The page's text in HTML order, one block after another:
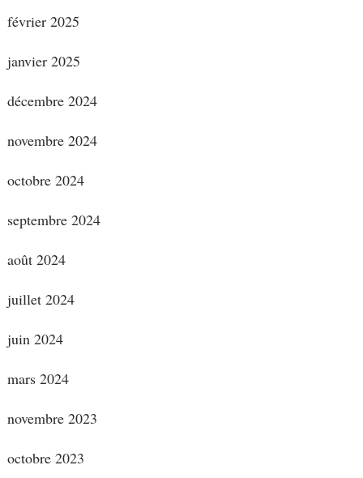
février 2025
janvier 2025
décembre 2024
novembre 2024
octobre 2024
septembre 2024
août 2024
juillet 2024
juin 2024
mars 2024
novembre 2023
octobre 2023